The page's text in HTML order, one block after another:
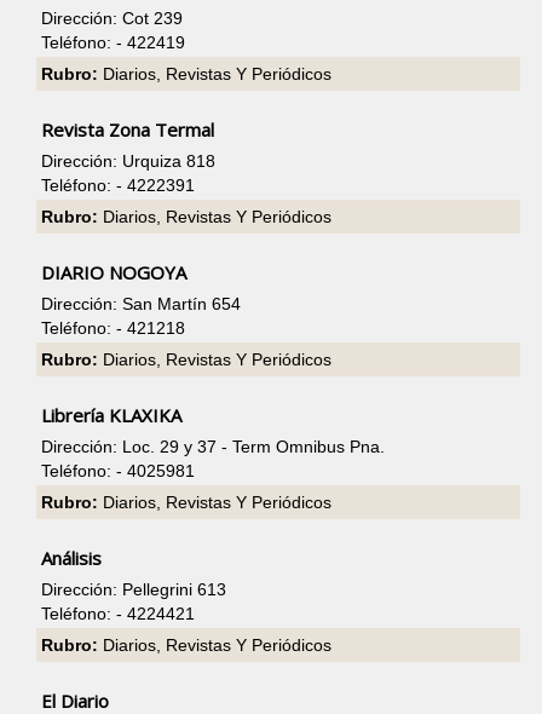
Dirección: Cot 239
Teléfono: - 422419
Rubro: Diarios, Revistas Y Periódicos
Revista Zona Termal
Dirección: Urquiza 818
Teléfono: - 4222391
Rubro: Diarios, Revistas Y Periódicos
DIARIO NOGOYA
Dirección: San Martín 654
Teléfono: - 421218
Rubro: Diarios, Revistas Y Periódicos
Librería KLAXIKA
Dirección: Loc. 29 y 37 - Term Omnibus Pna.
Teléfono: - 4025981
Rubro: Diarios, Revistas Y Periódicos
Análisis
Dirección: Pellegrini 613
Teléfono: - 4224421
Rubro: Diarios, Revistas Y Periódicos
El Diario